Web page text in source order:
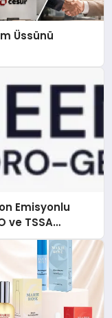
Üssünü
Emisyonlu
ve TSSA